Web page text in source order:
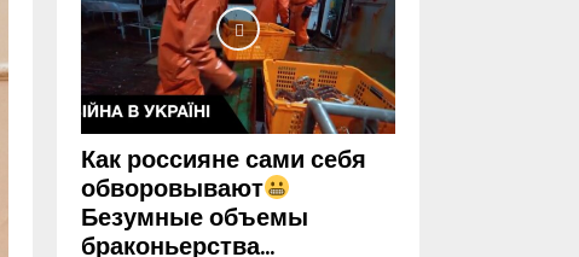
u
b
eКак россияне сами себя
обворовывают
Безумные объемы
браконьерства...